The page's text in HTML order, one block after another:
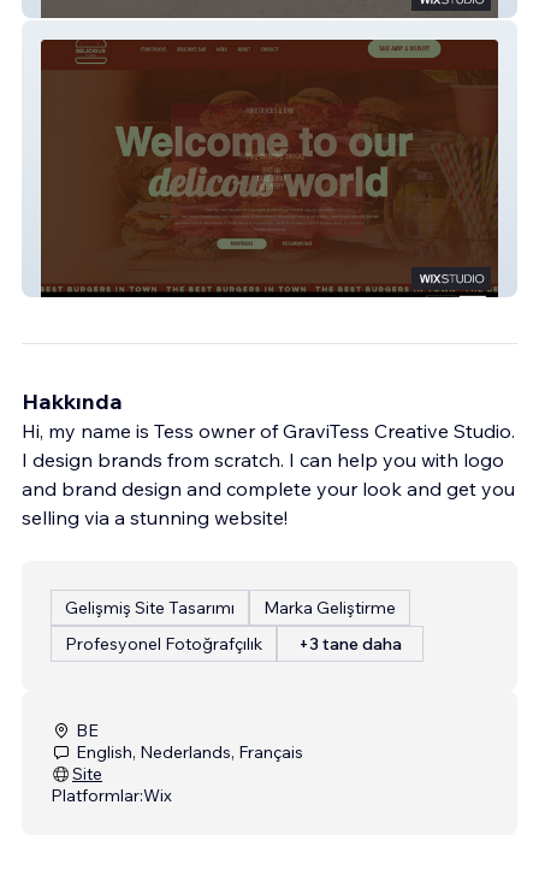
Delicious World
Hakkında
Hi, my name is Tess owner of GraviTess Creative Studio.
I design brands from scratch. I can help you with logo
and brand design and complete your look and get you
selling via a stunning website!
Gelişmiş Site Tasarımı
Marka Geliştirme
Profesyonel Fotoğrafçılık
+3 tane daha
BE
English, Nederlands, Français
Site
Platformlar:Wix